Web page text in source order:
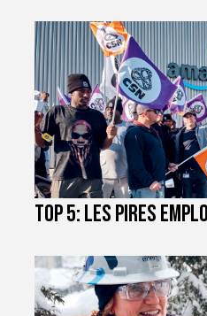
TOP 5: les pires